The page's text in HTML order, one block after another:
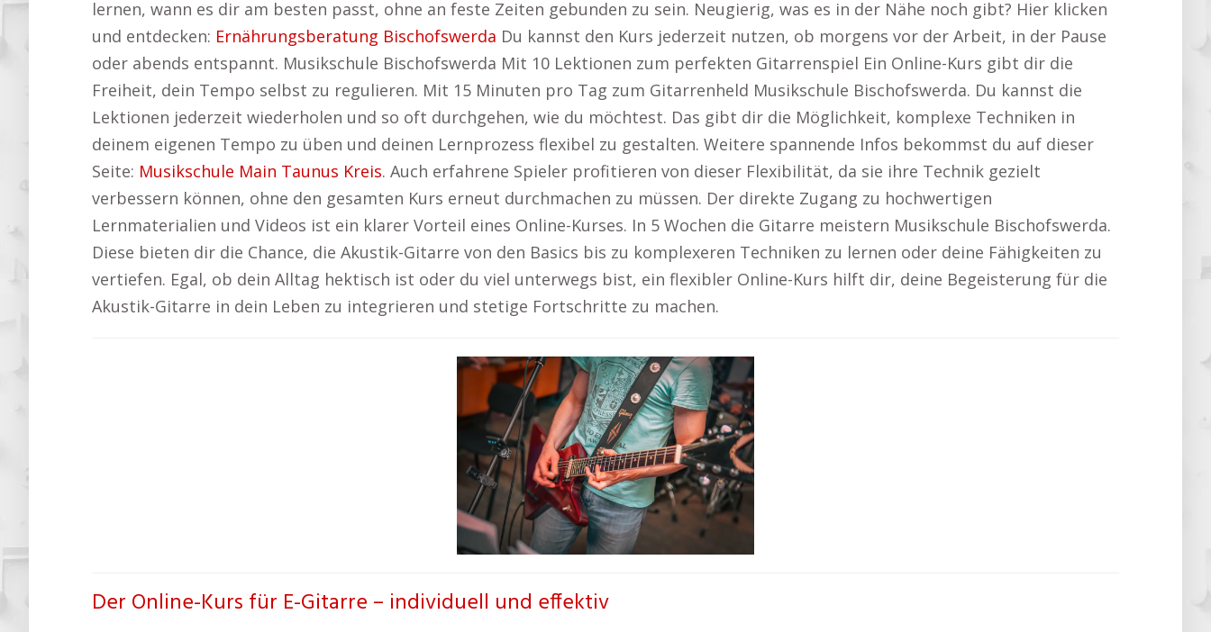
lernen, wann es dir am besten passt, ohne an feste Zeiten gebunden zu sein. Neugierig, was es in der Nähe noch gibt? Hier klicken
und entdecken: Ernährungsberatung Bischofswerda Du kannst den Kurs jederzeit nutzen, ob morgens vor der Arbeit, in der Pause
oder abends entspannt. Musikschule Bischofswerda Mit 10 Lektionen zum perfekten Gitarrenspiel Ein Online-Kurs gibt dir die
Freiheit, dein Tempo selbst zu regulieren. Mit 15 Minuten pro Tag zum Gitarrenheld Musikschule Bischofswerda. Du kannst die
Lektionen jederzeit wiederholen und so oft durchgehen, wie du möchtest. Das gibt dir die Möglichkeit, komplexe Techniken in
deinem eigenen Tempo zu üben und deinen Lernprozess flexibel zu gestalten. Weitere spannende Infos bekommst du auf dieser
Seite: Musikschule Main Taunus Kreis. Auch erfahrene Spieler profitieren von dieser Flexibilität, da sie ihre Technik gezielt
verbessern können, ohne den gesamten Kurs erneut durchmachen zu müssen. Der direkte Zugang zu hochwertigen
Lernmaterialien und Videos ist ein klarer Vorteil eines Online-Kurses. In 5 Wochen die Gitarre meistern Musikschule Bischofswerda.
Diese bieten dir die Chance, die Akustik-Gitarre von den Basics bis zu komplexeren Techniken zu lernen oder deine Fähigkeiten zu
vertiefen. Egal, ob dein Alltag hektisch ist oder du viel unterwegs bist, ein flexibler Online-Kurs hilft dir, deine Begeisterung für die
Akustik-Gitarre in dein Leben zu integrieren und stetige Fortschritte zu machen.
Der Online-Kurs für E-Gitarre – individuell und effektiv